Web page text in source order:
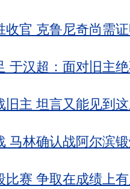
收官 克鲁尼奇尚需
于汉超：面对旧主
旧主 坦言又能见到
马林确认战阿尔滨
比赛 争取在成绩上